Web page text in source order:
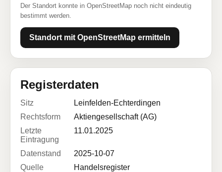
Der Standort konnte in OpenStreetMap noch nicht eindeutig
bestimmt werden.
Standort mit OpenStreetMap ermitteln
Registerdaten
Sitz
Leinfelden-Echterdingen
Rechtsform
Aktiengesellschaft (AG)
Letzte
Eintragung
11.01.2025
Datenstand
2025-10-07
Quelle
Handelsregister